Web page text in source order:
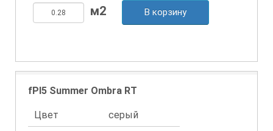
В корзину
fPI5 Summer Ombra RT
Цвет
серый